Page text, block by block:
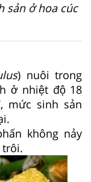
sản ở hoa cúc
) nuôi trong
ở nhiệt độ 18
mức sinh sản
không nảy
trôi.